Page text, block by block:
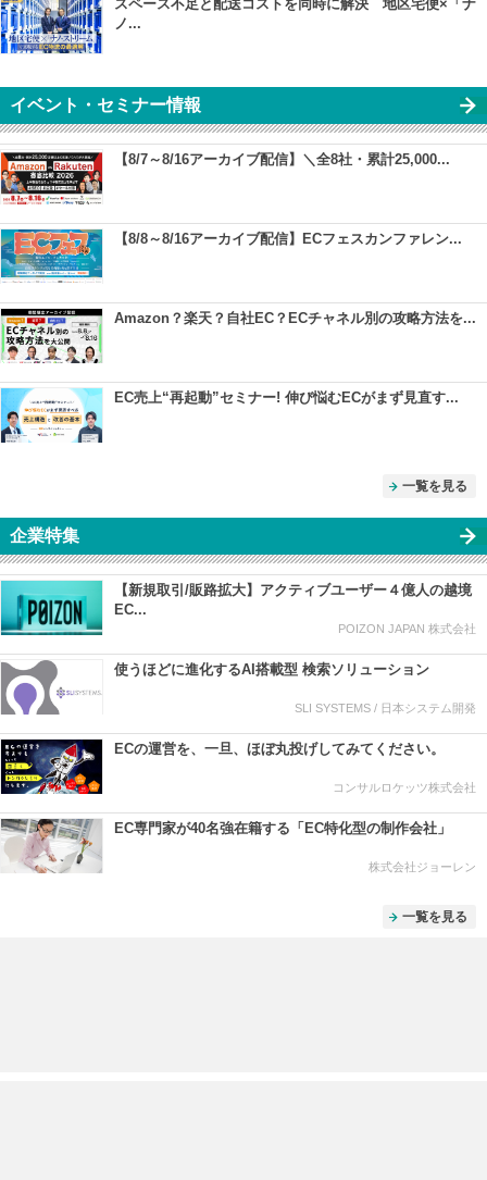
スペース不足と配送コストを同時に解決 地区宅便×「ナ
ノ...
イベント・セミナー情報
【8/7～8/16アーカイブ配信】＼全8社・累計25,000...
【8/8～8/16アーカイブ配信】ECフェスカンファレン...
Amazon？楽天？自社EC？ECチャネル別の攻略方法を...
EC売上“再起動”セミナー! 伸び悩むECがまず見直す...
一覧を見る
企業特集
【新規取引/販路拡大】アクティブユーザー４億人の越境
EC...
POIZON JAPAN 株式会社
使うほどに進化するAI搭載型 検索ソリューション
SLI SYSTEMS / 日本システム開発
ECの運営を、一旦、ほぼ丸投げしてみてください。
コンサルロケッツ株式会社
EC専門家が40名強在籍する「EC特化型の制作会社」
株式会社ジョーレン
一覧を見る